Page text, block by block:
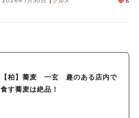
【柏】蕎麦 一玄 趣のある店内で
食す蕎麦は絶品！